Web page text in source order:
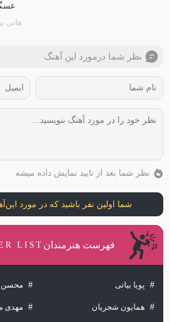
هانی
نظر شما درمورد این آهنگ
نظر شما بعد از تایید نمایش داده میشه
شما اولین نفر باشید که در مورد این
فهرست هنرمندان LIST
پویا بیاتی محسن
همایون شجریان مهدی